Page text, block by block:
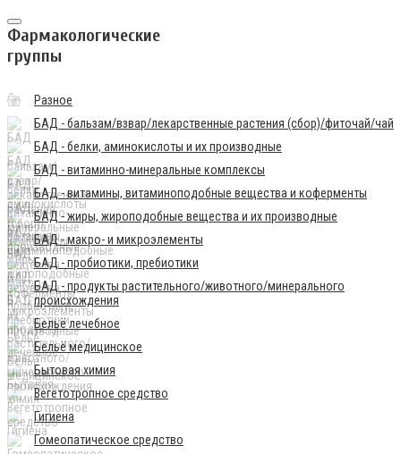
Фармакологические
группы
Разное
БАД - бальзам/взвар/лекарственные растения (сбор)/фиточай/чай
БАД - белки, аминокислоты и их производные
БАД - витаминно-минеральные комплексы
БАД - витамины, витаминоподобные вещества и коферменты
БАД - жиры, жироподобные вещества и их производные
БАД - макро- и микроэлементы
БАД - пробиотики, пребиотики
БАД - продукты растительного/животного/минерального
происхождения
Бельё лечебное
Бельё медицинское
Бытовая химия
Вегетотропное средство
Гигиена
Гомеопатическое средство